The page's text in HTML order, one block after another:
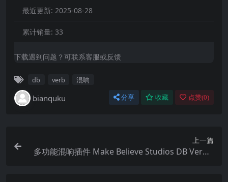
最近更新: 2025-08-28
累计销量: 33
下载遇到问题？可联系客服或反馈
db verb 混响
bianquku 分享 收藏 点赞(0)
上一篇
多功能混响插件 Make Believe Studios DB Verb v